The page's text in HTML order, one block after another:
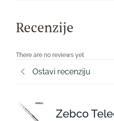
Recenzije
There are no reviews yet
Ostavi recenziju
Zebco